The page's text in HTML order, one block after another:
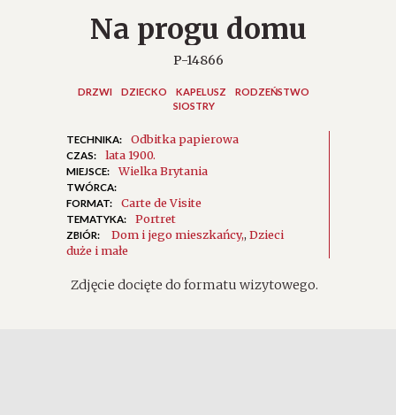
Na progu domu
P-14866
DRZWI DZIECKO KAPELUSZ
RODZEŃSTWO
SIOSTRY
TECHNIKA: Odbitka papierowa
CZAS: lata 1900.
MIEJSCE: Wielka Brytania
TWÓRCA:
FORMAT:
Carte de Visite
TEMATYKA: Portret
ZBIÓR: Dom i jego mieszkańcy, Dzieci
duże i małe
Zdjęcie docięte do formatu wizytowego.